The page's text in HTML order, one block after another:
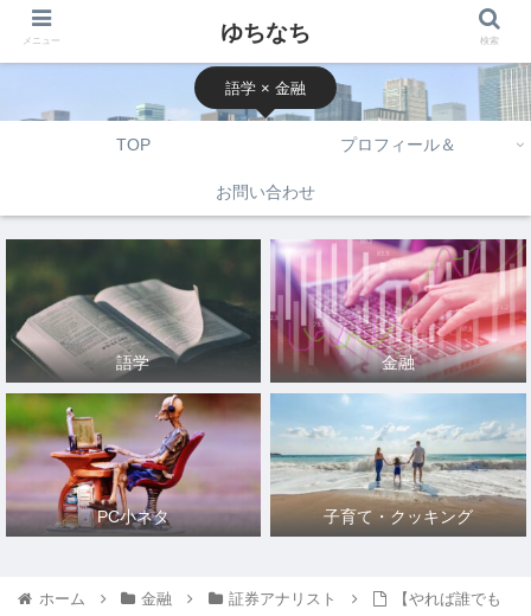
語学 × 金融
TOP プロフィール＆
お問い合わせ
語学 金融
PC小ネタ 子育て・クッキング
ホーム 金融 証券アナリスト
【やれば誰でも
メニュー ゆちなち 検索